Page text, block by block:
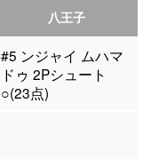
八王子
#5 ンジャイ ムハマ
ドゥ 2Pシュート
○(23点)